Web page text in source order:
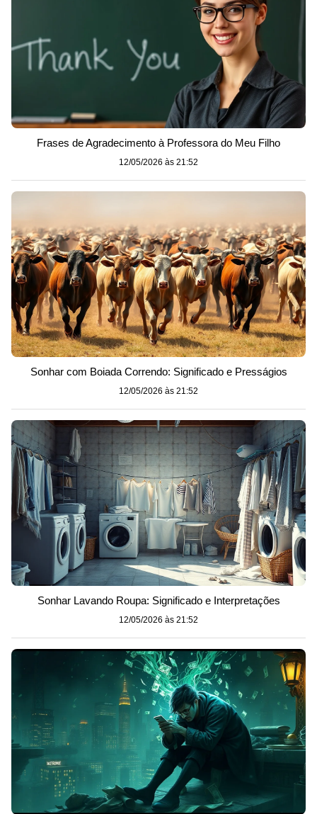
Frases de Agradecimento à Professora do Meu Filho
12/05/2026 às 21:52
Sonhar com Boiada Correndo: Significado e Presságios
12/05/2026 às 21:52
Sonhar Lavando Roupa: Significado e Interpretações
12/05/2026 às 21:52